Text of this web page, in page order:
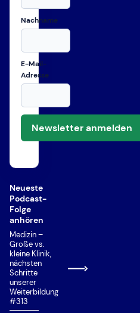
Nachname
E-Mail-
Adresse
Newsletter anmelden
Neueste
Podcast-
Folge
anhören
Medizin –
Große vs.
kleine Klinik,
nächsten
Schritte
unserer
Weiterbildung
#313